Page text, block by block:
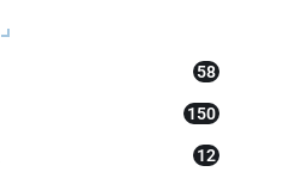
58
150
12